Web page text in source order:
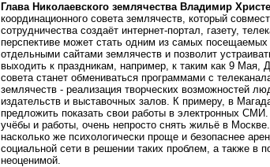
Глава Николаевского землячества Владимир
координационного совета землячеств, который
сотрудничества создаёт интернет-портал, газету,
перспективе может стать одним из самых
отдельными сайтами землячеств и позволит
выходить к праздникам, например, к таким как 9 Мая,
совета станет обмениваться программами с
землячеств - реализация творческих возможностей
издательств и выставочных залов. К примеру, в
предложить показать свои работы в электронных
учёбы и работы, очень непросто снять жильё в
насколько же психологически проще и безопаснее
социальной сети в решении таких проблем, а также в
неоценимой.